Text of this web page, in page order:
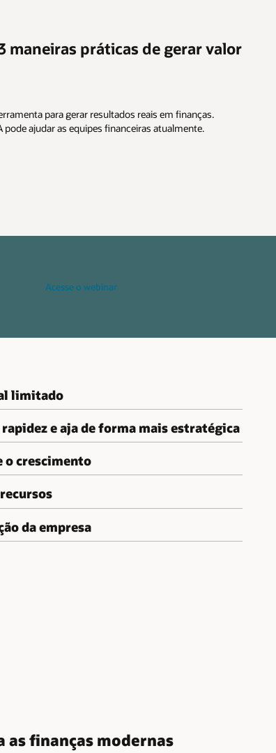
maneiras práticas de gerar valor
para gerar resultados reais em finanças.
ajudar as equipes financeiras atualmente.
Acesse o webinar
limitado
e aja de forma mais estratégica
o crescimento
da empresa
as finanças modernas